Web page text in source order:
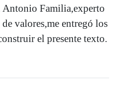
Antonio Familia,experto
valores,me entregó los
el presente texto.